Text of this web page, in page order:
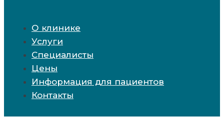
О клинике
Услуги
Специалисты
Цены
Информация для пациентов
Контакты